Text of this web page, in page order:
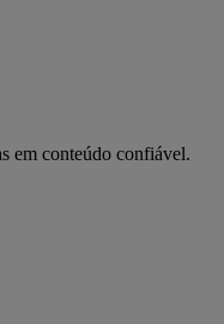
em conteúdo confiável.